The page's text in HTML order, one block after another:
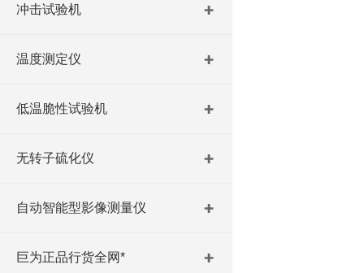
冲击试验机
温度测定仪
低温脆性试验机
无转子硫化仪
自动智能型影像测量仪
巨为正品行货全网*